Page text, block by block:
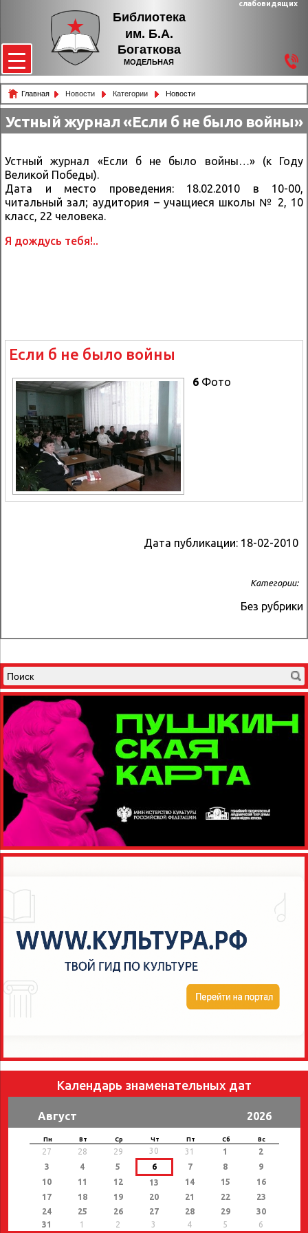
Библиотека
им. Б.А.
Богаткова
МОДЕЛЬНАЯ
слабовидящих
Главная Новости Категории Новости
Устный журнал «Если б не было войны»
Устный журнал «Если б не было войны…» (к Году
Великой Победы).
Дата и место проведения: 18.02.2010 в 10-00,
читальный зал; аудитория – учащиеся школы № 2, 10
класс, 22 человека.
Я дождусь тебя!..
Если б не было войны
6 Фото
Дата публикации: 18-02-2010
Категории:
Без рубрики
Календарь знаменательных дат
Август 2026
Пн Вт Ср Чт Пт Сб Вс
27 28 29 30 31 1
2
3
4 5 6 7 8
9
10
11 12 13 14 15
16
17
18 19 20 21 22
23
24
25 26 27 28 29
30
31
1 2 3 4 5 6